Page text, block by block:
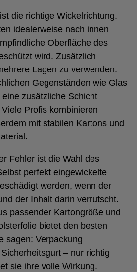
die richtige Wickelrichtung.
idealerweise nach innen
Oberfläche des
wird. Zusätzlich
Lagen zu verwenden.
Gegenständen wie Glas
zusätzliche Schicht
Profis kombinieren
mit stabilen Kartons und
Fehler ist die Wahl des
perfekt eingewickelte
werden, wenn der
der Inhalt darin verrutscht.
passender Kartongröße und
bietet den besten
sagen: Verpackung
– nur richtig
sie ihre volle Wirkung.